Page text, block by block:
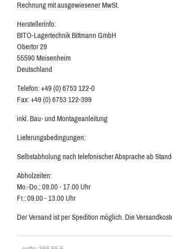
Rechnung mit ausgewiesener MwSt.
Herstellerinfo:
BITO-Lagertechnik Bittmann GmbH
Obertor 29
55590 Meisenheim
Deutschland
Telefon: +49 (0) 6753 122-0
Fax: +49 (0) 6753 122-399
inkl. Bau- und Montageanleitung
Lieferungsbedingungen:
Selbstabholung nach telefonischer Absprache ab
Abholzeiten:
Mo.-Do.: 09.00 - 17.00 Uhr
Fr.: 09.00 - 13.00 Uhr
Der Versand ist per Spedition möglich. Die